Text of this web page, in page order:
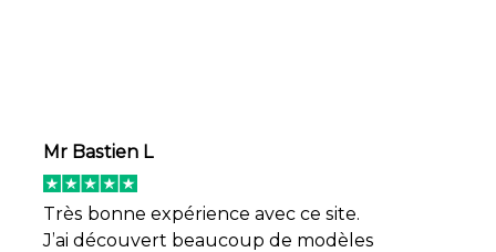
Mr Bastien L
Très bonne expérience avec ce site.
J’ai découvert beaucoup de modèles